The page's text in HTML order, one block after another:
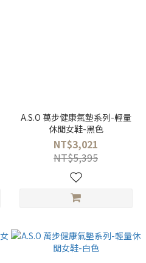
A.S.O 萬步健康氣墊系列-輕量
休閒女鞋-黑色
NT$3,021
NT$5,395